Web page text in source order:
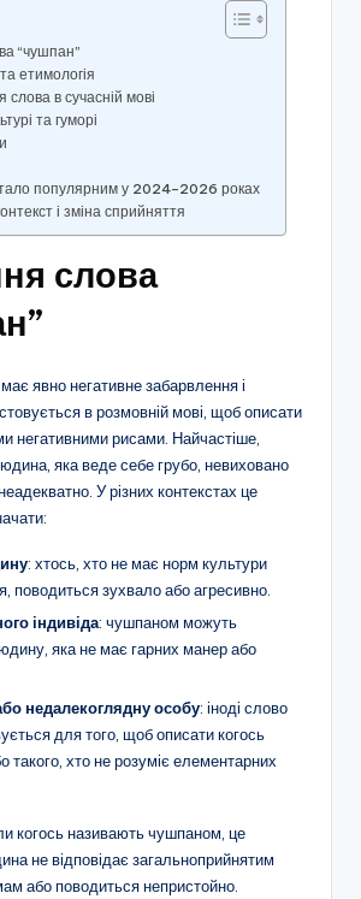
“чушпан”
етимологія
слова в сучасній мові
та гуморі
популярним у 2024–2026 роках
і зміна сприйняття
слова
явно негативне забарвлення і
в розмовній мові, щоб описати
негативними рисами. Найчастіше,
яка веде себе грубо, невиховано
У різних контекстах це
: хтось, хто не має норм культури
поводиться зухвало або агресивно.
індивіда: чушпаном можуть
яка не має гарних манер або
недалекоглядну особу: іноді слово
для того, щоб описати когось
такого, хто не розуміє елементарних
когось називають чушпаном, це
не відповідає загальноприйнятим
або поводиться непристойно.